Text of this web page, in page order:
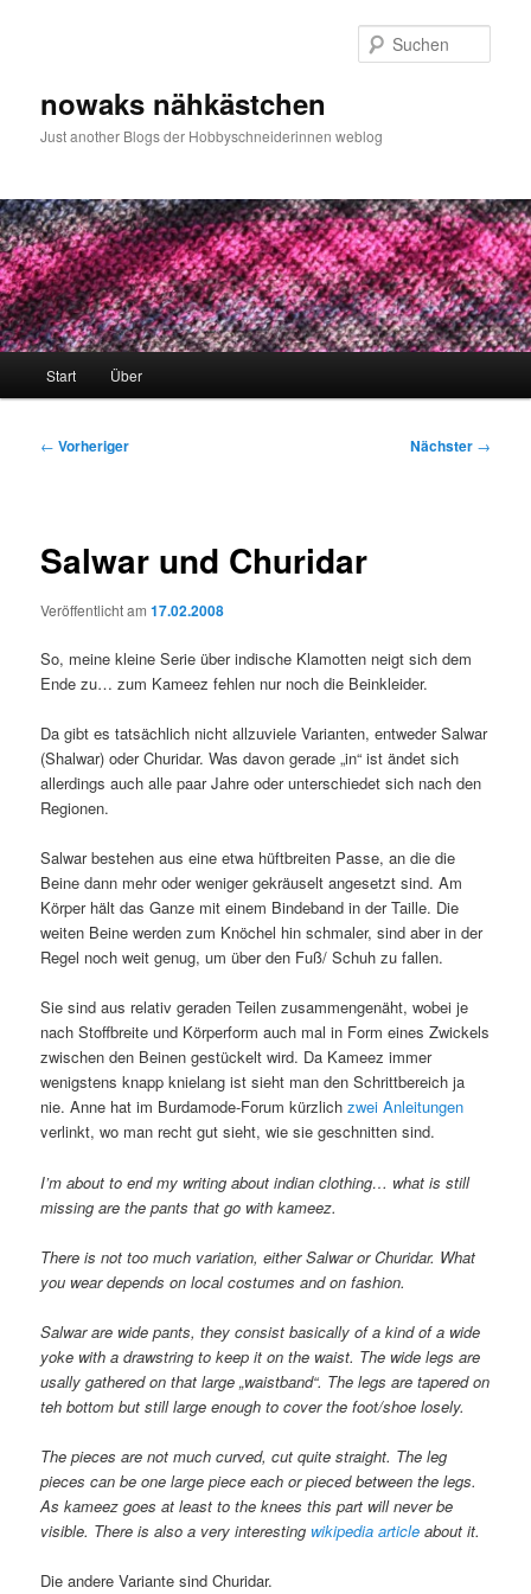
nowaks nähkästchen
Just another Blogs der Hobbyschneiderinnen weblog
Start Über
Beitragsnavigation
← Vorheriger Nächster →
Salwar und Churidar
Veröffentlicht am17.02.2008
So, meine kleine Serie über indische Klamotten neigt sich dem
Ende zu… zum Kameez fehlen nur noch die Beinkleider.
Da gibt es tatsächlich nicht allzuviele Varianten, entweder Salwar
(Shalwar) oder Churidar. Was davon gerade „in“ ist ändet sich
allerdings auch alle paar Jahre oder unterschiedet sich nach den
Regionen.
Salwar bestehen aus eine etwa hüftbreiten Passe, an die die
Beine dann mehr oder weniger gekräuselt angesetzt sind. Am
Körper hält das Ganze mit einem Bindeband in der Taille. Die
weiten Beine werden zum Knöchel hin schmaler, sind aber in der
Regel noch weit genug, um über den Fuß/ Schuh zu fallen.
Sie sind aus relativ geraden Teilen zusammengenäht, wobei je
nach Stoffbreite und Körperform auch mal in Form eines Zwickels
zwischen den Beinen gestückelt wird. Da Kameez immer
wenigstens knapp knielang ist sieht man den Schrittbereich ja
nie. Anne hat im Burdamode-Forum kürzlichzwei Anleitungen
verlinkt, wo man recht gut sieht, wie sie geschnitten sind.
I’m about to end my writing about indian clothing… what is still
missing are the pants that go with kameez.
There is not too much variation, either Salwar or Churidar. What
you wear depends on local costumes and on fashion.
Salwar are wide pants, they consist basically of a kind of a wide
yoke with a drawstring to keep it on the waist. The wide legs are
usally gathered on that large „waistband“. The legs are tapered on
teh bottom but still large enough to cover the foot/shoe losely.
The pieces are not much curved, cut quite straight. The leg
pieces can be one large piece each or pieced between the legs.
As kameez goes at least to the knees this part will never be
visible. There is also a very interesting wikipedia article about it.
Die andere Variante sind Churidar.